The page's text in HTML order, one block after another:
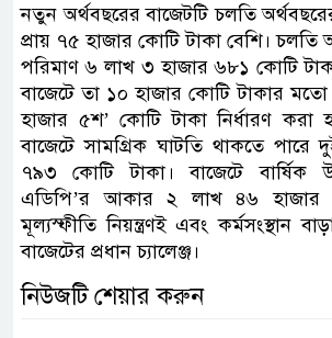
নতুন অর্থবছরের বাজেটটি চলতি
প্রায় ৭৫ হাজার কোটি টাকা বেশি। চলতি
পরিমাণ ৬ লাখ ৩ হাজার ৬৮১ কোটি
বাজেটে তা ১০ হাজার কোটি টাকার
হাজার ৫শ’ কোটি টাকা নির্ধারণ করা
বাজেটে সামগ্রিক ঘাটতি থাকতে পারে
৭৯৩ কোটি টাকা। বাজেটে বার্ষিক
এডিপি’র আকার ২ লাখ ৪৬ হাজার
মূল্যস্ফীতি নিয়ন্ত্রণই এবং কর্মসংস্থান
বাজেটের প্রধান চ্যালেঞ্জ।
নিউজটি শেয়ার করুন